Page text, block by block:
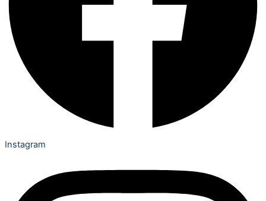
Instagram